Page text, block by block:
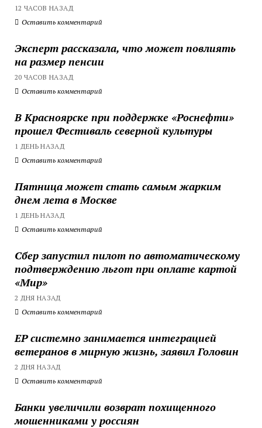
12 ЧАСОВ НАЗАД
Оставить комментарий
Эксперт рассказала, что может повлиять
на размер пенсии
20 ЧАСОВ НАЗАД
Оставить комментарий
В Красноярске при поддержке «Роснефти»
прошел Фестиваль северной культуры
1 ДЕНЬ НАЗАД
Оставить комментарий
Пятница может стать самым жарким
днем лета в Москве
1 ДЕНЬ НАЗАД
Оставить комментарий
Сбер запустил пилот по автоматическому
подтверждению льгот при оплате картой
«Мир»
2 ДНЯ НАЗАД
Оставить комментарий
ЕР системно занимается интеграцией
ветеранов в мирную жизнь, заявил Головин
2 ДНЯ НАЗАД
Оставить комментарий
Банки увеличили возврат похищенного
мошенниками у россиян